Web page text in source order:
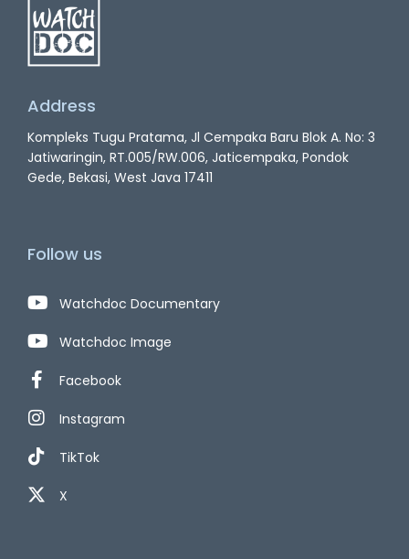
Address
Kompleks Tugu Pratama, Jl Cempaka Baru Blok A. No: 3
Jatiwaringin, RT.005/RW.006, Jaticempaka, Pondok
Gede, Bekasi, West Java 17411
Follow us
Watchdoc Documentary
Watchdoc Image
Facebook
Instagram
TikTok
X